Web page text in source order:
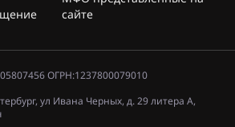
сайте
ОГРН:1237800079010
ул Ивана Черных, д. 29 литера А,